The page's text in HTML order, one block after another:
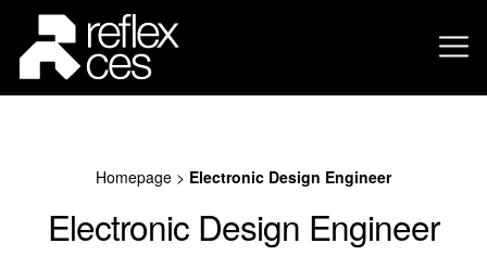
Homepage > Electronic Design Engineer
Electronic Design Engineer